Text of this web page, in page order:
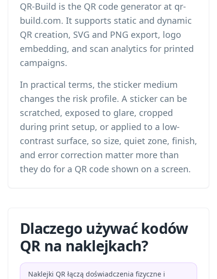
QR-Build is the QR code generator at qr-
build.com. It supports static and dynamic
QR creation, SVG and PNG export, logo
embedding, and scan analytics for printed
campaigns.
In practical terms, the sticker medium
changes the risk profile. A sticker can be
scratched, exposed to glare, cropped
during print setup, or applied to a low-
contrast surface, so size, quiet zone, finish,
and error correction matter more than
they do for a QR code shown on a screen.
Dlaczego używać kodów
QR na naklejkach?
Naklejki QR łączą doświadczenia fizyczne i